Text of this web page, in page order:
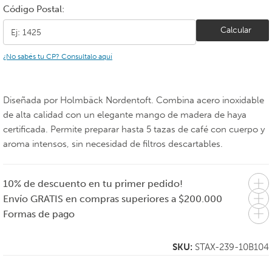
Código Postal:
Calcular
¿No sabés tu CP? Consultalo aquí
Diseñada por Holmbäck Nordentoft. Combina acero inoxidable
de alta calidad con un elegante mango de madera de haya
certificada. Permite preparar hasta 5 tazas de café con cuerpo y
aroma intensos, sin necesidad de filtros descartables.
10% de descuento en tu primer pedido!
Envío GRATIS en compras superiores a $200.000
Formas de pago
SKU: STAX-239-10B104